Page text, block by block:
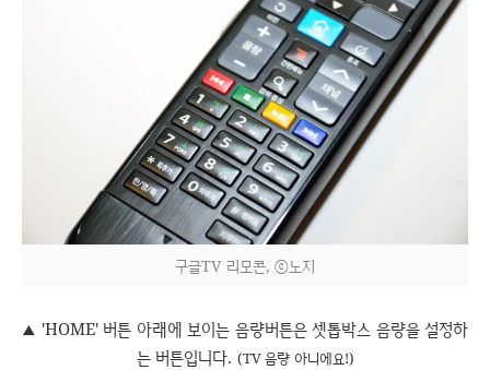
구글TV 리모콘, ⓒ노지
▲ 'HOME' 버튼 아래에 보이는 음량버튼은 셋톱박스 음량을 설정하
는 버튼입니다. (TV 음량 아니에요!)